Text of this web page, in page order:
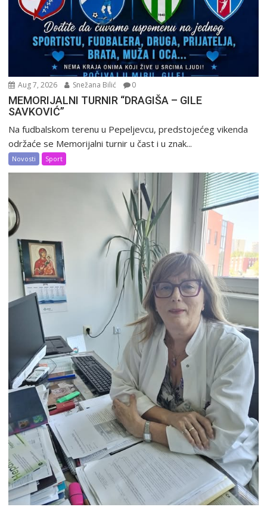
Aug 7, 2026 Snežana Bilić 0
MEMORIJALNI TURNIR “DRAGIŠA – GILE
SAVKOVIĆ”
Na fudbalskom terenu u Pepeljevcu, predstojećeg vikenda
održaće se Memorijalni turnir u čast i u znak...
Novosti Sport